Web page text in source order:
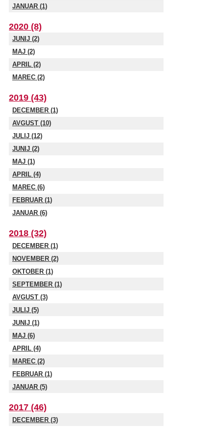
JANUAR (1)
2020 (8)
JUNIJ (2)
MAJ (2)
APRIL (2)
MAREC (2)
2019 (43)
DECEMBER (1)
AVGUST (10)
JULIJ (12)
JUNIJ (2)
MAJ (1)
APRIL (4)
MAREC (6)
FEBRUAR (1)
JANUAR (6)
2018 (32)
DECEMBER (1)
NOVEMBER (2)
OKTOBER (1)
SEPTEMBER (1)
AVGUST (3)
JULIJ (5)
JUNIJ (1)
MAJ (6)
APRIL (4)
MAREC (2)
FEBRUAR (1)
JANUAR (5)
2017 (46)
DECEMBER (3)